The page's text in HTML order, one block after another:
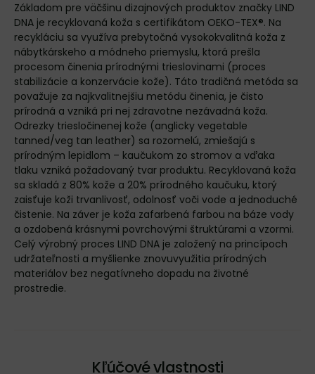
Základom pre väčšinu dizajnových produktov značky LIND
DNA je recyklovaná koža s certifikátom OEKO-TEX®. Na
recykláciu sa využíva prebytočná vysokokvalitná koža z
nábytkárskeho a módneho priemyslu, ktorá prešla
procesom činenia prírodnými trieslovinami (proces
stabilizácie a konzervácie kože). Táto tradičná metóda sa
považuje za najkvalitnejšiu metódu činenia, je čisto
prírodná a vzniká pri nej zdravotne nezávadná koža.
Odrezky triesločinenej kože (anglicky vegetable
tanned/veg tan leather) sa rozomelú, zmiešajú s
prírodným lepidlom – kaučukom zo stromov a vďaka
tlaku vzniká požadovaný tvar produktu. Recyklovaná koža
sa skladá z 80% kože a 20% prírodného kaučuku, ktorý
zaisťuje koži trvanlivosť, odolnosť voči vode a jednoduché
čistenie. Na záver je koža zafarbená farbou na báze vody
a ozdobená krásnymi povrchovými štruktúrami a vzormi.
Celý výrobný proces LIND DNA je založený na princípoch
udržateľnosti a myšlienke znovuvyužitia prírodných
materiálov bez negatívneho dopadu na životné
prostredie.
Kľúčové vlastnosti